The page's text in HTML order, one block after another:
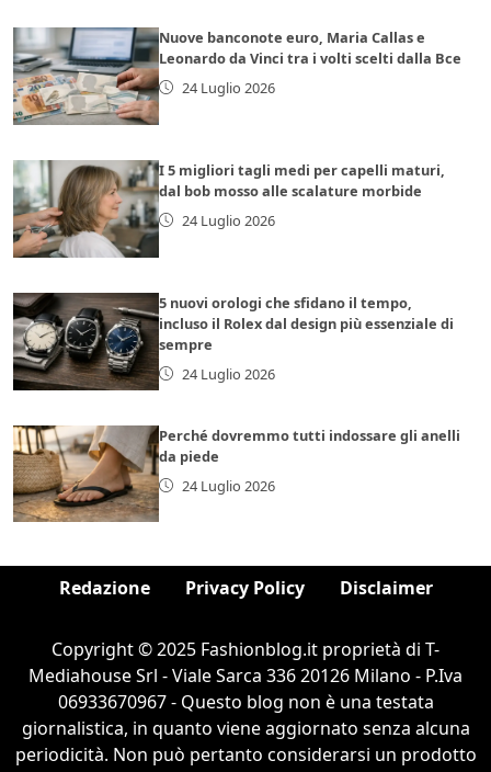
Nuove banconote euro, Maria Callas e
Leonardo da Vinci tra i volti scelti dalla Bce
24 Luglio 2026
I 5 migliori tagli medi per capelli maturi,
dal bob mosso alle scalature morbide
24 Luglio 2026
5 nuovi orologi che sfidano il tempo,
incluso il Rolex dal design più essenziale di
sempre
24 Luglio 2026
Perché dovremmo tutti indossare gli anelli
da piede
24 Luglio 2026
Redazione Privacy Policy Disclaimer
Copyright © 2025 Fashionblog.it proprietà di T-
Mediahouse Srl - Viale Sarca 336 20126 Milano - P.Iva
06933670967 - Questo blog non è una testata
giornalistica, in quanto viene aggiornato senza alcuna
periodicità. Non può pertanto considerarsi un prodotto